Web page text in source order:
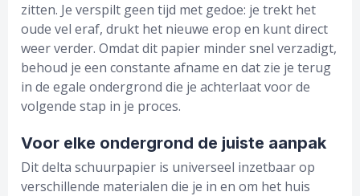
zitten. Je verspilt geen tijd met gedoe: je trekt het
oude vel eraf, drukt het nieuwe erop en kunt direct
weer verder. Omdat dit papier minder snel verzadigt,
behoud je een constante afname en dat zie je terug
in de egale ondergrond die je achterlaat voor de
volgende stap in je proces.
Voor elke ondergrond de juiste aanpak
Dit delta schuurpapier is universeel inzetbaar op
verschillende materialen die je in en om het huis